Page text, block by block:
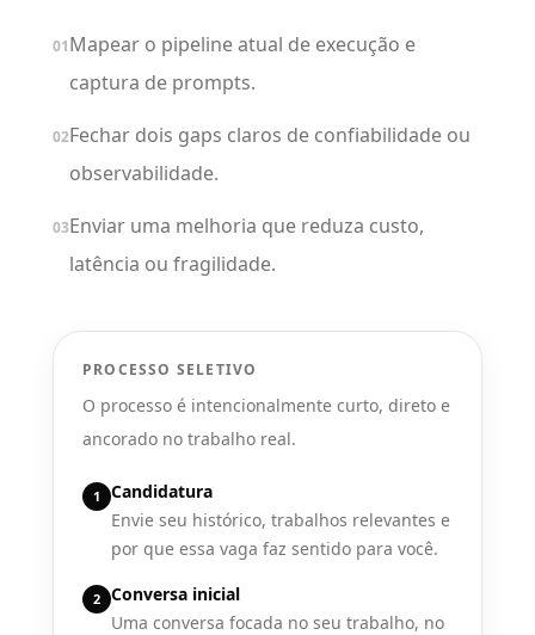
01Mapear o pipeline atual de execução e
captura de prompts.
02Fechar dois gaps claros de confiabilidade ou
observabilidade.
03Enviar uma melhoria que reduza custo,
latência ou fragilidade.
PROCESSO SELETIVO
O processo é intencionalmente curto, direto e
ancorado no trabalho real.
1
Candidatura
Envie seu histórico, trabalhos relevantes e
por que essa vaga faz sentido para você.
2 Conversa inicial
Uma conversa focada no seu trabalho, no